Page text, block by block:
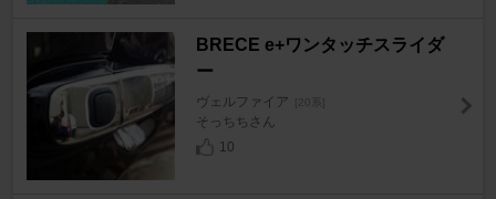
BRECE e+ワンタッチスライダ
ー
ヴェルファイア [20系]
そっちちさん
10